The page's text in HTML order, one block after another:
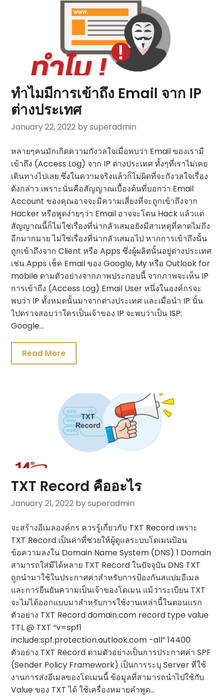
ทำไมมีการเข้าถึง Email จาก IP
ต่างประเทศ
January 22, 2022 by superadmin
หลายๆคนมักเกิดความกังวลใจเมื่อพบว่า Email ของเรามี
เข้าถึง (Access Log) จาก IP ต่างประเทศ ทั้งๆที่เราไม่เคย
เดินทางไปเลย ซึ่งในความจริงแล้วก็ไม่ผิดที่จะกังวลใจเรื่อง
ดังกล่าว เพราะนั่นคือสัญญาณเบื้องต้นที่บอกว่า Email
Account ของคุณอาจจะมีความเสี่ยงที่จะถูกเข้าถึงจาก
Hacker หรือพูดง่ายๆว่า Email อาจจะโดน Hack แล้วแต่
สัญญาณนี้ก็ไม่ใช่เรื่องที่น่ากลัวเสมอยังมีสาเหตุที่คาดไม่ถึง
อีกมากมาย ไม่ใช่เรื่องที่น่ากลัวเสมอไป หากการเข้าถึงนั้น
ถูกเข้าถึงจาก Client หรือ Apps ซึ่งผู้ผลิตนั้นอยู่ต่างประเทศ
เช่น Apps เช็ค Email ของ Google, My หรือ Outlook for
mobile ตามตัวอย่างจากภาพประกอบนี้ จากภาพจะเห็น IP
การเข้าถีง (Access Log) Email User หนึ่งในองค์กรจะ
พบว่า IP ทั้งหมดนั้นมาจากต่างประเทศ และเมื่อนำ IP นั้น
ไปตรวจสอบว่าใครเป็นเจ้าของ IP จะพบว่าเป็น ISP:
Google…
Read More
TXT Record คืออะไร
January 21, 2022 by superadmin
จะสร้างอีเมลองค์กร ควรรู้เกี่ยวกับ TXT Record เพราะ
TXT Record เป็นค่าที่ช่วยให้ผู้ดูแลระบบโดเมนป้อน
ข้อความลงใน Domain Name System (DNS) 1 Domain
สามารถใส่มีได้หลาย TXT Record ในปัจจุบัน DNS TXT
ถูกนำมาใช้ในประกาศค่าสำหรับการป้องกันสแปมอีเมล
และการยืนยันความเป็นเจ้าของโดเมน แม้ว่าระเบียน TXT
จะไม่ได้ออกแบบมาสำหรับการใช้งานเหล่านี้ในตอนแรก
ตัวอย่าง TXT Record domain.com record type value
TTL @ TXT “v=spf1
include:spf.protection.outlook.com -all” 14400
ตัวอย่าง TXT Record ตามตัวอย่างเป็นการประกาศค่า SPF
(Sender Policy Framework) เป็นการระบุ Server ที่ใช้
งานการส่งอีเมลของโดเมนนี้ ข้อมูลที่สามารถนำไปใช้กับ
Value ของ TXT ได้ ใช้เครื่องหมายคำพูด…